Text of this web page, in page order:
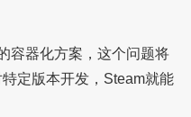
容器化方案，这个问题将
定版本开发，Steam就能